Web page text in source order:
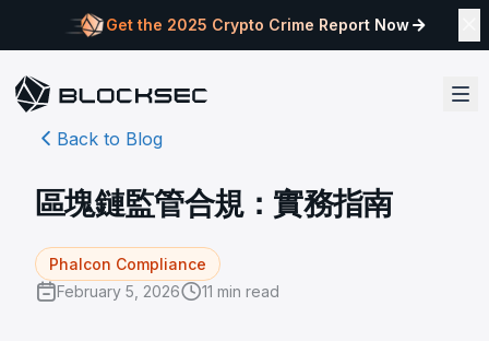
Get the 2025 Crypto Crime Report Now
Back to Blog
區塊鏈監管合規：實務指南
Phalcon Compliance
February 5, 2026
11 min read